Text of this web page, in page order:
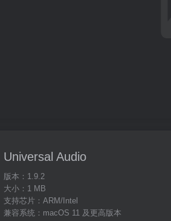
Universal Audio
版本：1.9.2
大小：1 MB
支持芯片：ARM/Intel
兼容系统：macOS 11 及更高版本